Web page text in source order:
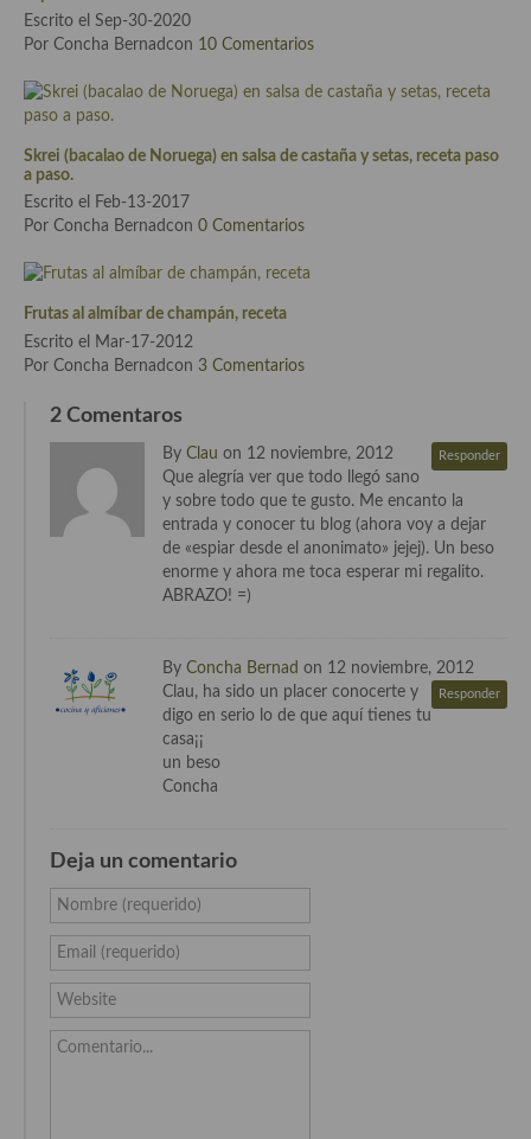
Cocina de Guatemala
Cocina Ecuatoriana
Cocina Jamaicana
Cocina Mexicana
Cocina peruana
Cocina de Oriente Medio
Cocina israelí
Cocina libanesa
Cocina Siria
Cocina Azerí (Azerbaiyán)
Cocina de Egipto
Cocina Oriental
Cocina Tailandesa
Cocina Japonesa
Cocina Coreana
Cocina HIndú
Cocina China
Escrito el Sep-30-2020
Por Concha Bernadcon 10 Comentarios
Skrei (bacalao de Noruega) en salsa de castaña y setas, receta paso
a paso.
Escrito el Feb-13-2017
Por Concha Bernadcon 0 Comentarios
Frutas al almíbar de champán, receta
Escrito el Mar-17-2012
Por Concha Bernadcon 3 Comentarios
2 Comentaros
By Clau on 12 noviembre, 2012 Responder
Que alegría ver que todo llegó sano
y sobre todo que te gusto. Me encanto la
entrada y conocer tu blog (ahora voy a dejar
de «espiar desde el anonimato» jejej). Un beso
enorme y ahora me toca esperar mi regalito.
ABRAZO! =)
By Concha Bernad on 12 noviembre, 2012
Responder
Clau, ha sido un placer conocerte y
digo en serio lo de que aquí tienes tu
casa¡¡
un beso
Concha
Deja un comentario
Nombre (requerido)
Email (requerido)
Website
Comentario...